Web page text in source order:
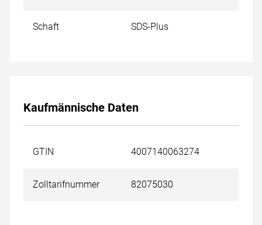
Schaft SDS-Plus
Kaufmännische Daten
GTIN 4007140063274
Zolltarifnummer 82075030